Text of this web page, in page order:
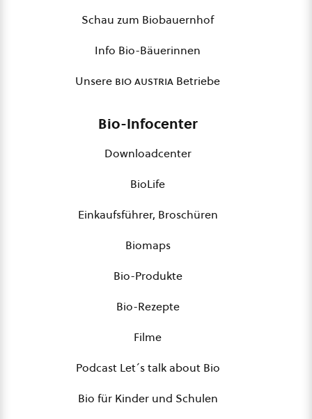
Schau zum Biobauernhof
Info Bio-Bäuerinnen
Unsere bio austria Betriebe
Bio-Infocenter
Downloadcenter
BioLife
Einkaufsführer, Broschüren
Biomaps
Bio-Produkte
Bio-Rezepte
Filme
Podcast Let´s talk about Bio
Bio für Kinder und Schulen